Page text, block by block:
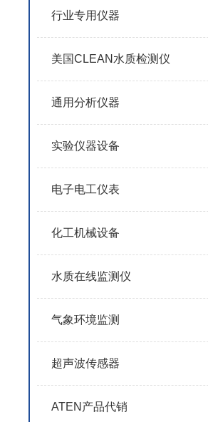
行业专用仪器
美国CLEAN水质检测仪
通用分析仪器
实验仪器设备
电子电工仪表
化工机械设备
水质在线监测仪
气象环境监测
超声波传感器
ATEN产品代销